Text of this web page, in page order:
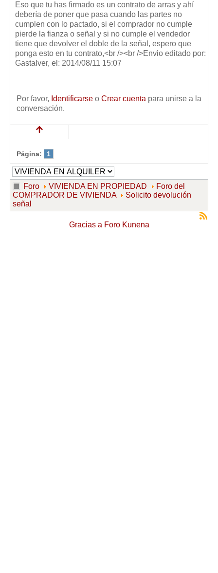
Eso que tu has firmado es un contrato de arras y ahí
debería de poner que pasa cuando las partes no
cumplen con lo pactado, si el comprador no cumple
pierde la fianza o señal y si no cumple el vendedor
tiene que devolver el doble de la señal, espero que
ponga esto en tu contrato,<br /><br />Envio editado por:
Gastalver, el: 2014/08/11 15:07
Por favor, Identificarse o Crear cuenta para unirse a la
conversación.
Página: 1
Foro VIVIENDA EN PROPIEDAD
Foro del
COMPRADOR DE VIVIENDA
Solicito devolución
señal
Gracias a Foro Kunena